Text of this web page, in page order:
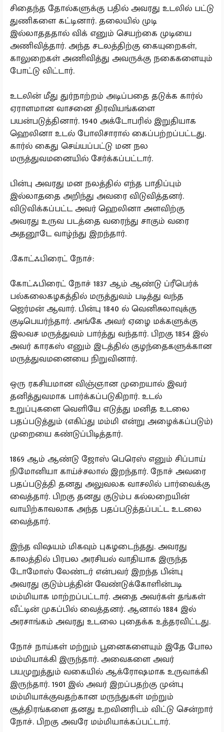
சிதைந்த தோல்களுக்கு பதில் அவரது உடலில் பட்டு
துணிகளை கட்டினார். தலையில் முடி
இல்லாதததால் விக் எனும் செயற்கை முடியை
அணிவித்தார். அந்த சடலத்திற்கு கையுறைகள்,
காலுறைகள் அணிவித்து அவருக்கு நகைகளையும்
போட்டு விட்டார்.
உடலின் மீது துர்நாற்றம் அடிப்பதை தடுக்க கார்ல்
ஏராளமான வாசனை திரவியங்களை
பயன்படுத்தினார். 1940 அக்டோபரில் இறுதியாக
ஹெலினா உடல் போலிசாரால் கைப்பற்றப்பட்டது.
கார்ல் கைது செய்யப்பட்டு மன நல
மருத்துவமனையில் சேர்க்கப்பட்டார்.
பின்பு அவரது மன நலத்தில் எந்த பாதிப்பும்
இல்லாததை அறிந்து அவரை விடுவித்தனர்.
விடுவிக்கப்பட்ட அவர் ஹெலினா அளவிற்கு
அவரது உருவ படத்தை வரைந்து சாகும் வரை
அதனூடே வாழ்ந்து இறந்தார்.
.கோட்ஃபிரைட் நோச்:
கோட்ஃபிரைட் நோச் 1837 ஆம் ஆண்டு ப்ரீபெர்க்
பல்கலைகழகத்தில் மருத்துவம் படித்து வந்த
ஜெர்மன் ஆவார். பின்பு 1840 ல் வெனிசுலாவுக்கு
குடிபெயர்ந்தார். அங்கே அவர் ஏழை மக்களுக்கு
இலவச மருத்துவம் பார்த்து வந்தார். பிறகு 1854 இல்
அவர் காரகஸ் எனும் இடத்தில் குழந்தைகளுக்கான
மருத்துவமனையை நிறுவினார்.
ஒரு ரகசியமான விஞ்ஞான முறையால் இவர்
தனித்துவமாக பார்க்கப்படுகிறார். உடல்
உறுப்புகளை வெளியே எடுத்து மனித உடலை
பதப்படுத்தும் (எகிப்து மம்மி என்று அழைக்கப்படும்)
முறையை கண்டுப்பிடித்தார்.
1869 ஆம் ஆண்டு ஜோஸ் பெரெஸ் எனும் சிப்பாய்
நிமோனியா காய்ச்சலால் இறந்தார். நோச் அவரை
பதப்படுத்தி தனது அலுவலக வாசலில் பார்வைக்கு
வைத்தார். பிறகு தனது குடும்ப கல்லறையின்
வாயிற்காவலாக அந்த பதப்படுத்தப்பட்ட உடலை
வைத்தார்.
இந்த விஷயம் மிகவும் புகழடைந்தது. அவரது
காலத்தில் பிரபல அரசியல் வாதியாக இருந்த
டோமோஸ் லேண்டர் என்பவர் இறந்த பின்பு
அவரது குடும்பத்தின் வேண்டுக்கோளின்படி
மம்மியாக மாற்றப்பட்டார். அதை அவர்கள் தங்கள்
வீட்டின் முகப்பில் வைத்தனர். ஆனால் 1884 இல்
அரசாங்கம் அவரது உடலை புதைக்க உத்தரவிட்டது.
நோச் நாய்கள் மற்றும் பூனைகளையும் இதே போல
மம்மியாக்கி இருந்தார். அவைகளை அவர்
பயமுறுத்தும் வகையில் ஆக்ரோஷமாக உருவாக்கி
இருந்தார். 1901 இல் அவர் இறப்பதற்கு முன்பு
மம்மியாக்குவதற்கான மருந்துகள் மற்றும்
சூத்திரங்களை தனது உறவினரிடம் விட்டு சென்றார்
நோச். பிறகு அவரே மம்மியாக்கப்பட்டார்.